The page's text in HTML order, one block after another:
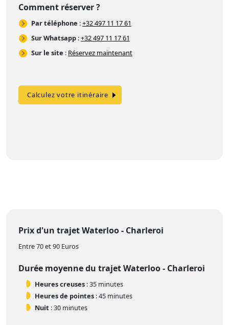
Comment réserver ?
Par téléphone :+32 497 11 17 61
Sur Whatsapp :+32 497 11 17 61
Sur le site : Réservez maintenant
Calculez votre itinéraire
Prix d'un trajet Waterloo - Charleroi
Entre 70 et 90 Euros
Durée moyenne du trajet Waterloo - Charleroi
Heures creuses : 35 minutes
Heures de pointes : 45 minutes
Nuit : 30 minutes